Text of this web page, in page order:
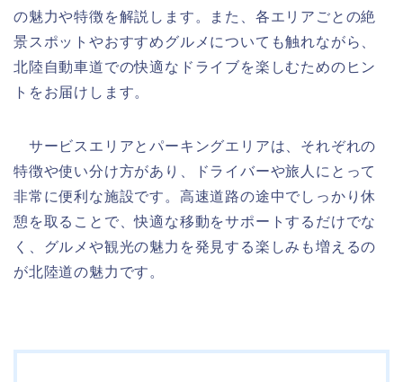
の魅力や特徴を解説します。また、各エリアごとの絶
景スポットやおすすめグルメについても触れながら、
北陸自動車道での快適なドライブを楽しむためのヒン
トをお届けします。
サービスエリアとパーキングエリアは、それぞれの
特徴や使い分け方があり、ドライバーや旅人にとって
非常に便利な施設です。高速道路の途中でしっかり休
憩を取ることで、快適な移動をサポートするだけでな
く、グルメや観光の魅力を発見する楽しみも増えるの
が北陸道の魅力です。